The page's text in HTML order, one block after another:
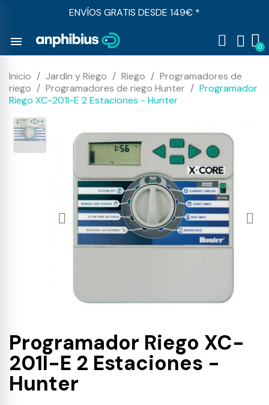
ENVÍOS GRATIS DESDE 149€ *
menu
Inicio Jardín y Riego Riego
Programadores de
riego
Programadores de riego Hunter
Programador
Riego XC-201I-E 2 Estaciones - Hunter
Programador Riego XC-
201I-E 2 Estaciones -
Hunter